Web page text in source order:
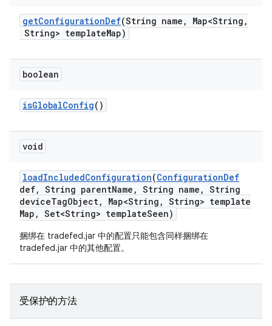
getConfigurationDef(String name , Map<String ,
String> templateMap)
boolean
isGlobalConfig()
void
loadIncludedConfiguration(ConfigurationDef
def, String parentName , String name , String
deviceTagObject, Map<String , String> template
Map , Set<String> templateSeen)
捆绑在 tradefed.jar 中的配置只能包含同样捆绑在
tradefed.jar 中的其他配置。
受保护的方法